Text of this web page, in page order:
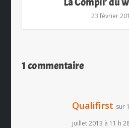
23 février
1 commentaire
Qualifirst sur
juillet 2013 à 11 h